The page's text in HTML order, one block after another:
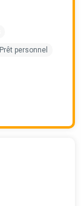
Prêt personnel